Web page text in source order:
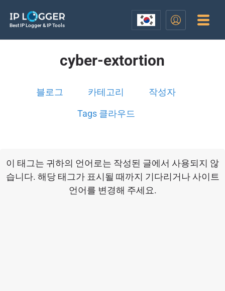
Best IP Logger & IP Tools
cyber-extortion
블로그 카테고리 작성자
Tags 클라우드